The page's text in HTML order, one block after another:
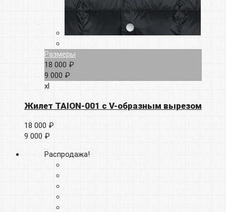
Размеры
18 000 ₽
9 000 ₽
xl
Жилет TAION-001 с V-образным вырезом
18 000 ₽
9 000 ₽
Распродажа!